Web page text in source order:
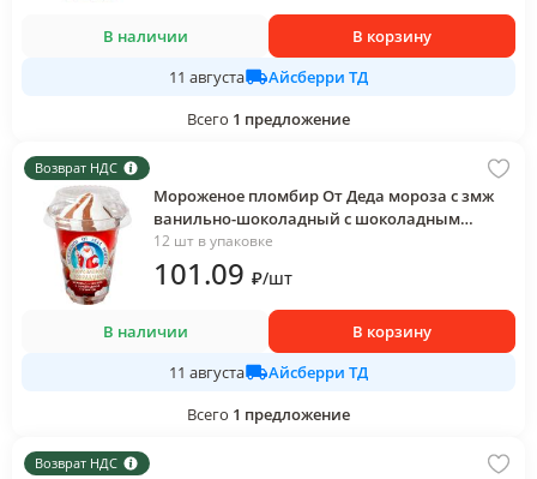
В наличии
В корзину
11 августа
Айсберри ТД
Всего 1 предложение
Возврат НДС
Мороженое пломбир От Деда мороза с змж
ванильно-шоколадный с шоколадным
топпингом стаканчик вафельный 180 гр.,
пластиковый стакан
12 шт в упаковке
101.09 ₽/шт
В наличии
В корзину
11 августа
Айсберри ТД
Всего 1 предложение
Возврат НДС